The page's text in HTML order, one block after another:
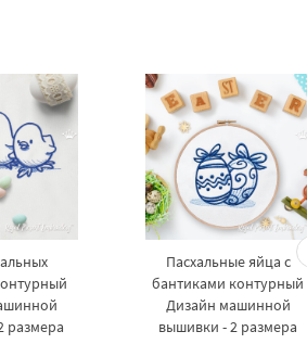
размера
Пасхальные яйца с
бантиками контурный
Дизайн машинной
вышивки - 2 размера